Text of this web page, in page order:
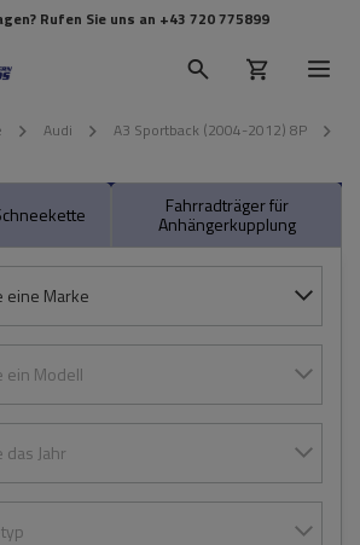
Rufen Sie uns an +43 720 775899
Audi A3 Sportback (2004-2012) 8P
Fahrradträger für
Anhängerkupplung
eine Marke
ein Modell
das Jahr